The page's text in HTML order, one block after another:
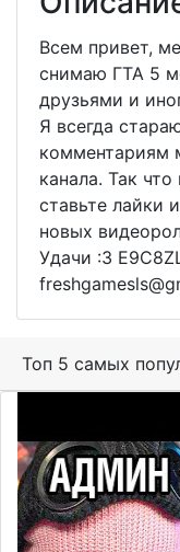
Всем привет,
снимаю ГТА 5
друзьями и
Я всегда
комментариям
канала. Так
ставьте лайки
новых
Удачи :3
Топ 5 самых